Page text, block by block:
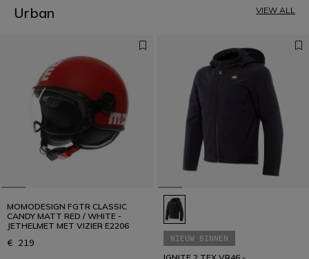
6
12
Urban VIEW ALL
MOMODESIGN FGTR CLASSIC
CANDY MATT RED / WHITE -
JETHELMET MET VIZIER E2206
€ 219
NIEUW BINNEN